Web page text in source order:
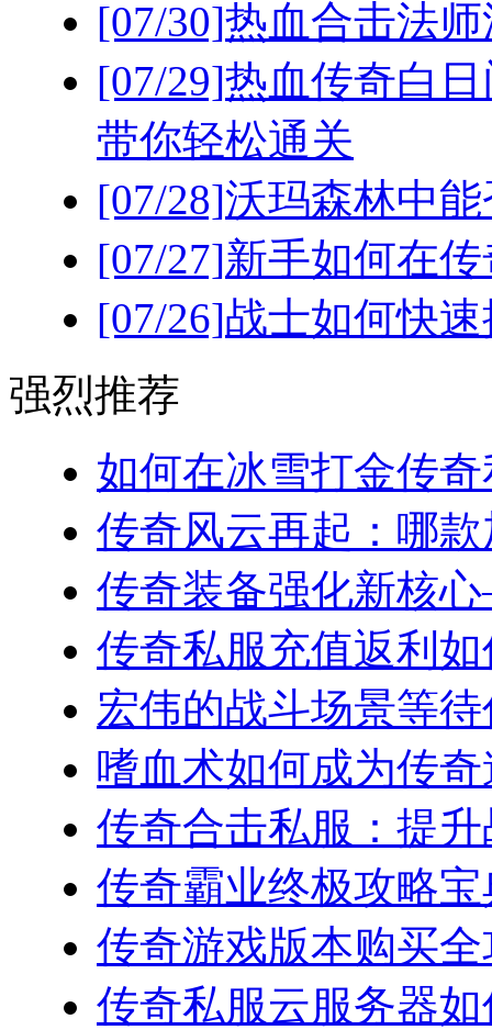
[07/30]热血合击法
[07/29]热血传奇白
带你轻松通关
[07/28]沃玛森林中
[07/27]新手如何在
[07/26]战士如何快
强烈推荐
如何在冰雪打金传
传奇风云再起：哪
传奇装备强化新核
传奇私服充值返利
宏伟的战斗场景等
嗜血术如何成为传
传奇合击私服：提
传奇霸业终极攻略
传奇游戏版本购买
传奇私服云服务器